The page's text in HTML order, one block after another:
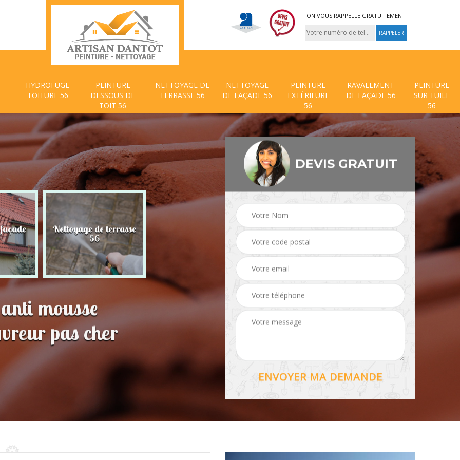
ON VOUS RAPPELLE GRATUITEMENT
HYDROFUGE
TOITURE 56
PEINTURE
DESSOUS DE
TOIT 56
NETTOYAGE DE
TERRASSE 56
NETTOYAGE
DE FAÇADE 56
PEINTURE
EXTÉRIEURE
56
RAVALEMENT
DE FAÇADE 56
PEINTURE
SUR TUILE
56
Nettoyage de terrasse
56 Hydrofuge toiture 56 Traitement anti
mousse
pas cher
DEVIS GRATUIT